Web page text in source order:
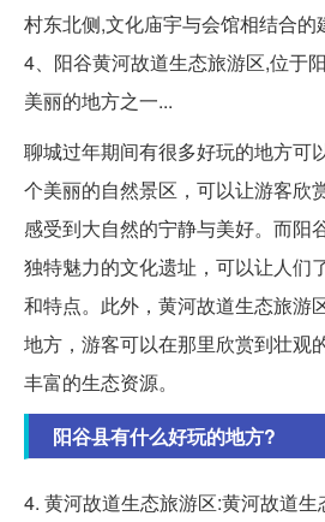
村东北侧,文化庙宇与会馆相结合的
4、阳谷黄河故道生态旅游区,位于
美丽的地方之一...
聊城过年期间有很多好玩的地方可
个美丽的自然景区，可以让游客欣
感受到大自然的宁静与美好。而阳
独特魅力的文化遗址，可以让人们
和特点。此外，黄河故道生态旅游
地方，游客可以在那里欣赏到壮观
丰富的生态资源。
阳谷县有什么好玩的地方?
4. 黄河故道生态旅游区:黄河故道